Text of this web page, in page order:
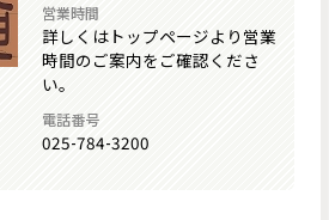
営業時間
詳しくはトップページより営業
時間のご案内をご確認くださ
い。
電話番号
025-784-3200